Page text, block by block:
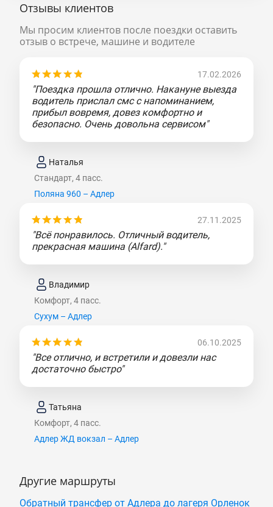
Отзывы клиентов
Мы просим клиентов после поездки оставить
отзыв о встрече, машине и водителе
17.02.2026
"Поездка прошла отлично. Накануне выезда
водитель прислал смс с напоминанием,
прибыл вовремя, довез комфортно и
безопасно. Очень довольна сервисом"
Наталья
Стандарт, 4 пасс.
Поляна 960 – Адлер
27.11.2025
"Всё понравилось. Отличный водитель,
прекрасная машина (Alfard)."
Владимир
Комфорт, 4 пасс.
Сухум – Адлер
06.10.2025
"Все отлично, и встретили и довезли нас
достаточно быстро"
Татьяна
Комфорт, 4 пасс.
Адлер ЖД вокзал – Адлер
Другие маршруты
Обратный трансфер от Адлера до лагеря Орленок